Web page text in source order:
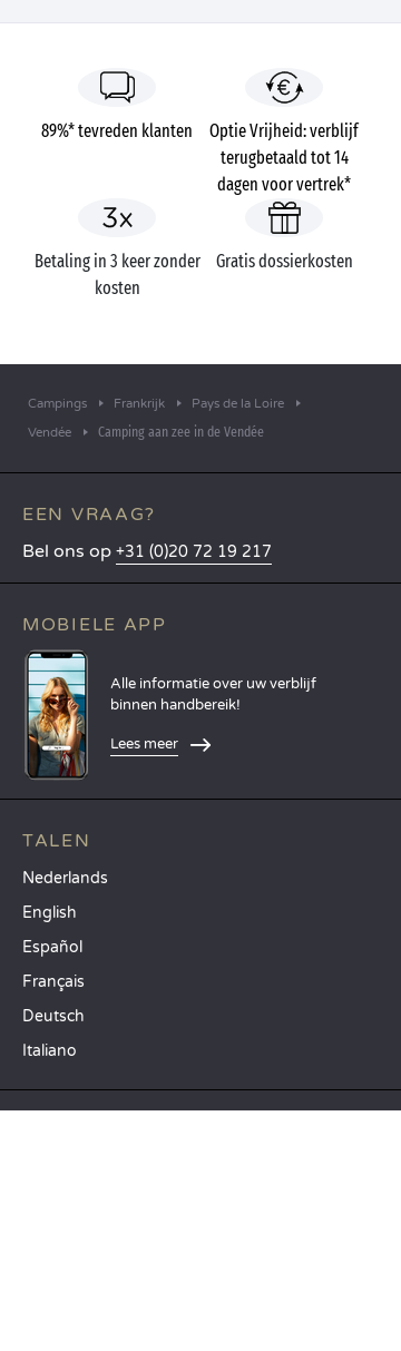
89%* tevreden klanten
Optie Vrijheid: verblijf
terugbetaald tot 14
dagen voor vertrek*
Betaling in 3 keer zonder
kosten
Gratis dossierkosten
Campings Frankrijk
Pays de la Loire
Vendée
Camping aan zee in de Vendée
EEN VRAAG?
Bel ons op +31 (0)20 72 19 217
MOBIELE APP
Alle informatie over uw verblijf
binnen handbereik!
Lees meer
TALEN
Nederlands
English
Español
Français
Deutsch
Italiano